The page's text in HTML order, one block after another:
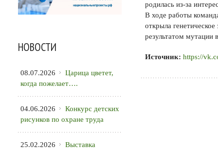
родилась из-за
В ходе работы
открыла
результатом мутации
Источник: https://
НОВОСТИ
08.07.2026
Царица цветет,
когда пожелает….
04.06.2026
Конкурс детских
рисунков по охране труда
25.02.2026
Выставка